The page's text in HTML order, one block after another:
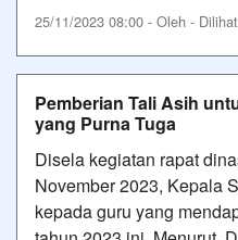
25/11/2023 08:00 - Oleh -
Pemberian Tali Asih
yang Purna Tuga
Disela kegiatan rapat
November 2023, Kepala
kepada guru yang